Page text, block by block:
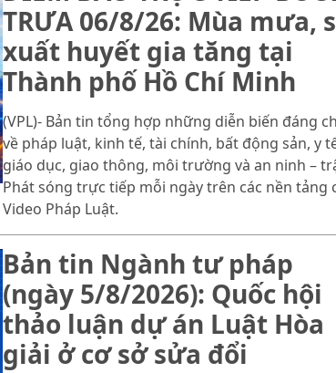
TRƯA 06/8/26: Mùa mưa,
xuất huyết gia tăng tại
Thành phố Hồ Chí Minh
(VPL)- Bản tin tổng hợp những diễn biến đáng
về pháp luật, kinh tế, tài chính, bất động sản, y
giáo dục, giao thông, môi trường và an ninh –
Phát sóng trực tiếp mỗi ngày trên các nền tảng
Video Pháp Luật.
Bản tin Ngành tư pháp
(ngày 5/8/2026): Quốc hội
thảo luận dự án Luật Hòa
giải ở cơ sở sửa đổi